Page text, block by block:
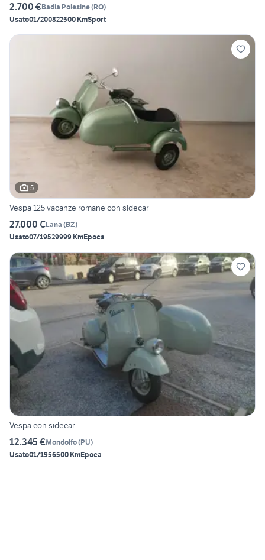
2.700 €Badia Polesine(RO)
Usato01/200822500 KmSport
5
Vespa 125 vacanze romane con sidecar
27.000 €Lana (BZ)
Usato07/19529999 KmEpoca
Vespa con sidecar
12.345 €Mondolfo(PU)
Usato01/1956500 KmEpoca